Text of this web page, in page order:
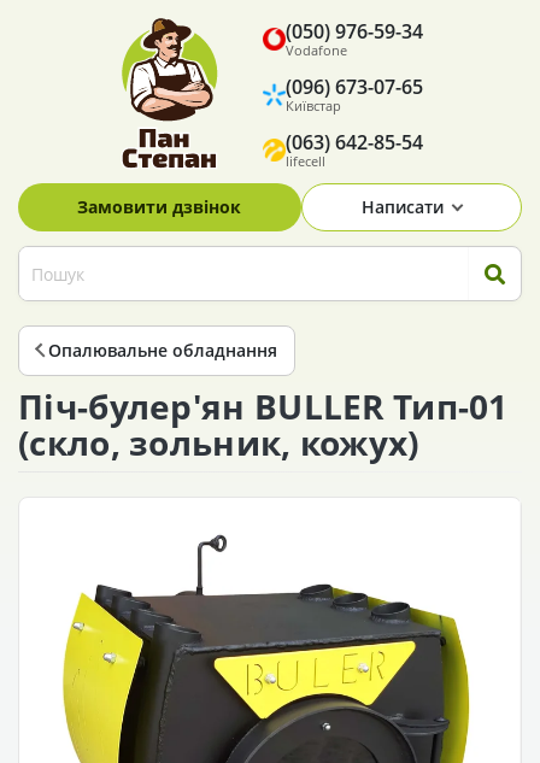
Vodafone
(050) 976-59-34
Київстар
(096) 673-07-65
lifecell
(063) 642-85-54
Замовити дзвінок Написати
Опалювальне обладнання
Піч-булер'ян BULLER Тип-01
(скло, зольник, кожух)